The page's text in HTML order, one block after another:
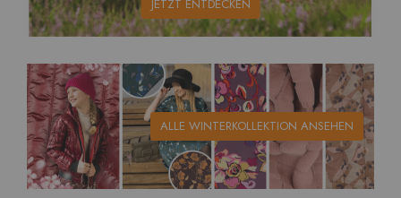
JETZT ENTDECKEN
ALLE WINTERKOLLEKTION ANSEHEN